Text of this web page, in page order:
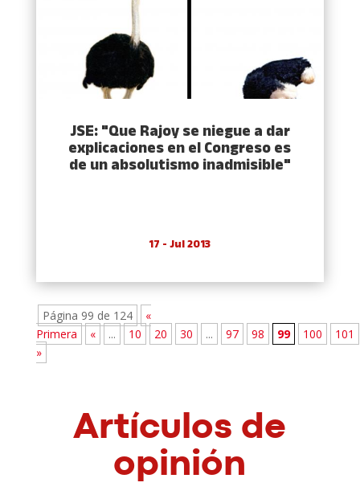
JSE: "Que Rajoy se niegue a dar
explicaciones en el Congreso es
de un absolutismo inadmisible"
17 - Jul 2013
Página 99 de 124
«
Primera
« ... 10 20 30 ... 97 98 99 100
101
»
Artículos de
opinión